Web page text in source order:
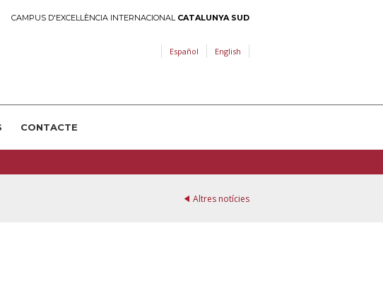
CAMPUS D'EXCEL·LÈNCIA INTERNACIONAL CATALUNYA SUD
Español English
CONTACTE
Altres notícies